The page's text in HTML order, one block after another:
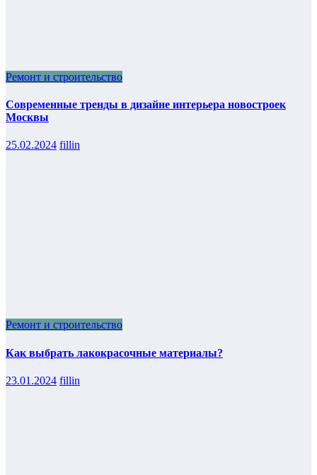
Ремонт и строительство
Современные тренды в дизайне интерьера новостроек
Москвы
25.02.2024 fillin
Ремонт и строительство
Как выбрать лакокрасочные материалы?
23.01.2024 fillin